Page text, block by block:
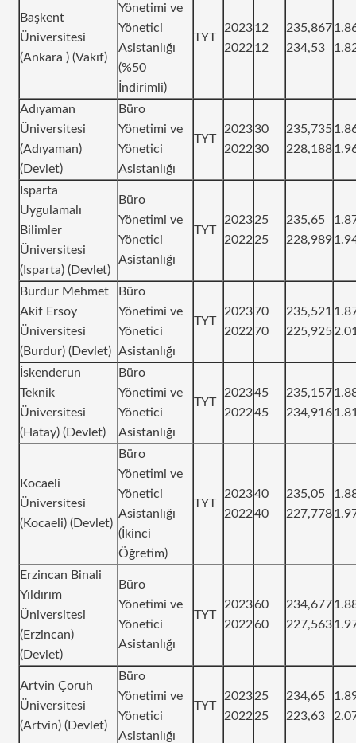
Başkent
Üniversitesi
(Ankara ) (Vakıf)
Yönetimi ve
Yönetici
Asistanlığı
(%50
İndirimli)
TYT
2023
2022
12
12
235,867
234,53
Adıyaman
Üniversitesi
(Adıyaman)
(Devlet)
Büro
Yönetimi ve
Yönetici
Asistanlığı
TYT
2023
2022
30
30
235,735
228,188
Isparta
Uygulamalı
Bilimler
Üniversitesi
(Isparta) (Devlet)
Büro
Yönetimi ve
Yönetici
Asistanlığı
TYT
2023
2022
25
25
235,65
228,989
Burdur Mehmet
Akif Ersoy
Üniversitesi
(Burdur) (Devlet)
Büro
Yönetimi ve
Yönetici
Asistanlığı
TYT
2023
2022
70
70
235,521
225,925
İskenderun
Teknik
Üniversitesi
(Hatay) (Devlet)
Büro
Yönetimi ve
Yönetici
Asistanlığı
TYT
2023
2022
45
45
235,157
234,916
Kocaeli
Üniversitesi
(Kocaeli) (Devlet)
Büro
Yönetimi ve
Yönetici
Asistanlığı
(İkinci
Öğretim)
TYT
2023
2022
40
40
235,05
227,778
Erzincan Binali
Yıldırım
Üniversitesi
(Erzincan)
(Devlet)
Büro
Yönetimi ve
Yönetici
Asistanlığı
TYT
2023
2022
60
60
234,677
227,563
Artvin Çoruh
Üniversitesi
(Artvin) (Devlet)
Büro
Yönetimi ve
Yönetici
Asistanlığı
TYT
2023
2022
25
25
234,65
223,63